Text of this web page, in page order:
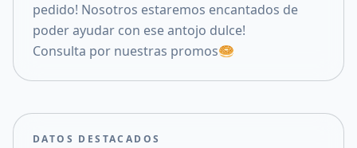
pedido! Nosotros estaremos encantados de
poder ayudar con ese antojo dulce!
Consulta por nuestras promos🥯
DATOS DESTACADOS